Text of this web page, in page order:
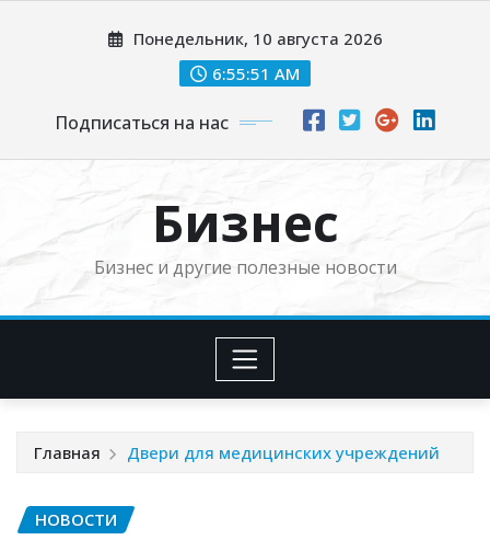
Понедельник, 10 августа 2026
6:55:52 AM
Подписаться на нас
Бизнес
Бизнес и другие полезные новости
Главная Двери для медицинских учреждений
НОВОСТИ